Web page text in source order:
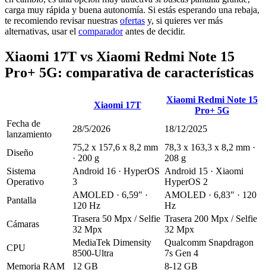
carga muy rápida y buena autonomía. Si estás esperando una rebaja,
te recomiendo revisar nuestras ofertas y, si quieres ver más
alternativas, usar el comparadorantes de decidir.
Xiaomi 17T vs Xiaomi Redmi Note 15
Pro+ 5G: comparativa de características
Xiaomi 17T
Xiaomi Redmi Note 15
Pro+ 5G
Fecha de
lanzamiento
28/5/2026 18/12/2025
Diseño
75,2 x 157,6 x 8,2 mm
· 200 g
78,3 x 163,3 x 8,2 mm ·
208 g
Sistema
Operativo
Android 16 · HyperOS
3
Android 15 · Xiaomi
HyperOS 2
Pantalla
AMOLED · 6,59" ·
120 Hz
AMOLED · 6,83" · 120
Hz
Cámaras
Trasera 50 Mpx / Selfie
32 Mpx
Trasera 200 Mpx / Selfie
32 Mpx
CPU
MediaTek Dimensity
8500-Ultra
Qualcomm Snapdragon
7s Gen 4
Memoria RAM
12 GB
8-12 GB